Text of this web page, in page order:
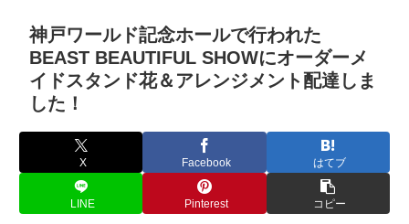
神戸ワールド記念ホールで行われた
BEAST BEAUTIFUL SHOWにオーダーメ
イドスタンド花＆アレンジメント配達しま
した！
X Facebook はてブ
LINE Pinterest コピー